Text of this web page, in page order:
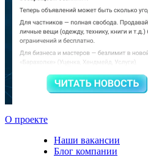
О проекте
Наши вакансии
Блог компании